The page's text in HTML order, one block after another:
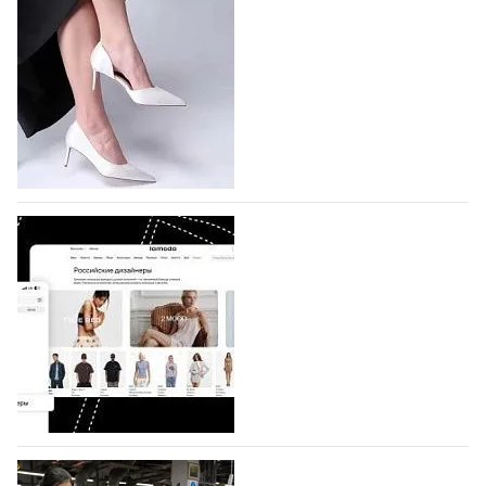
подано 1047 заявок
На участие в седьмой Московской неделе моды,
которая пройдет в российской столице с 26 сентября
по 1 октября, уже подано 1047 заявок. Примерно
половину из них (494) прислали дизайнеры,
коллекции которых не были представлены в…
07.08.2026 519
BALLINA представит свои новинки на Euro
Shoes
Компания BALLINA Guangzhou Lihuang Footwear
Co., Ltd., основанная в 2011 году и расположенная в
Гуанчжоу, столице моды Китая, является
профессиональной обувной компанией,
объединяющей разработку, производство и…
07.08.2026 377
На платформе Lamoda - новый раздел и